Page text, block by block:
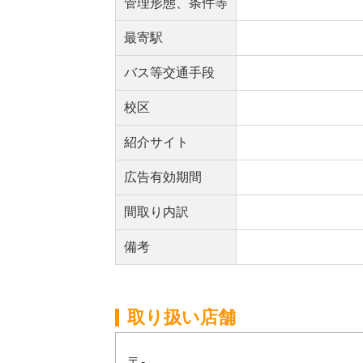
管理形態、条件等
最寄駅
バス等交通手段
校区
紹介サイト
広告有効期間
間取り内訳
備考
取り扱い店舗